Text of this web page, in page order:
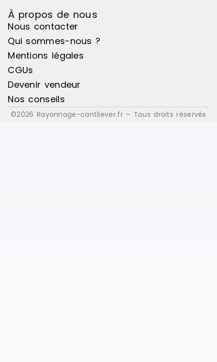
À propos de nous
Nous contacter
Qui sommes-nous ?
Mentions légales
CGUs
Devenir vendeur
Nos conseils
©2026 Rayonnage-cantilever.fr – Tous droits réservés